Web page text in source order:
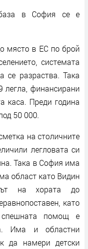
в София се е
място в ЕС по брой
системата
се разраства. Така
финансирани
каса. Преди година
50 000.
на столичните
легловата си
Така в София има
област като Видин
на хората до
като
помощ е
Има и областни
да намери детски